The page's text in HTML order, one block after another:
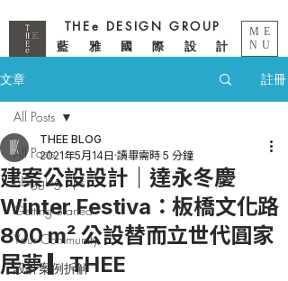
ME
NU
藍 雅 國 際 設 計
THEe DESIGN GROUP
文章 註冊
All Posts
Blogging Tips
Getting Started
Your Community
設計案例拆解
All Posts
建案公設設計｜達永冬慶
Winter Festiva：板橋文化路
800 m² 公設替而立世代圓家
居夢 ▎THEE
THEE BLOG
2021年5月14日 讀畢需時 5 分鐘